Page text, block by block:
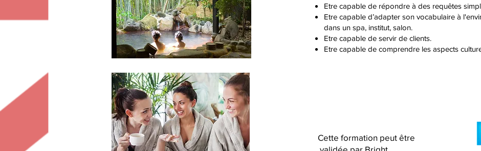
Etre capable de répondre à des requêtes
Etre capable d’adapter son vocabulaire à
dans un spa, institut, salon.
Etre capable de servir de clients.
Etre capable de comprendre les aspects
Cette formation peut être